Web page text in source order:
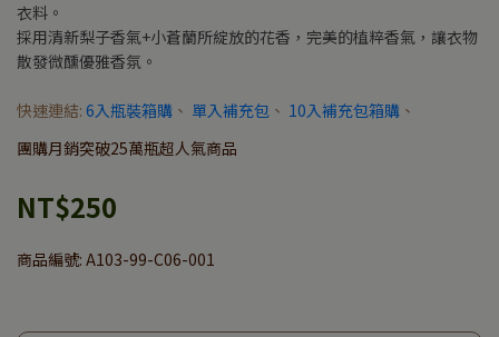
衣料。
採用清新梨子香氣+小蒼蘭所綻放的花香，完美的植粹香氣，讓衣物
散發微醺優雅香氛。
快速連結: 6入瓶裝箱購 、 單入補充包 、 10入補充包箱購 、
團購月銷突破25萬瓶超人氣商品
NT$250
商品編號: A103-99-C06-001